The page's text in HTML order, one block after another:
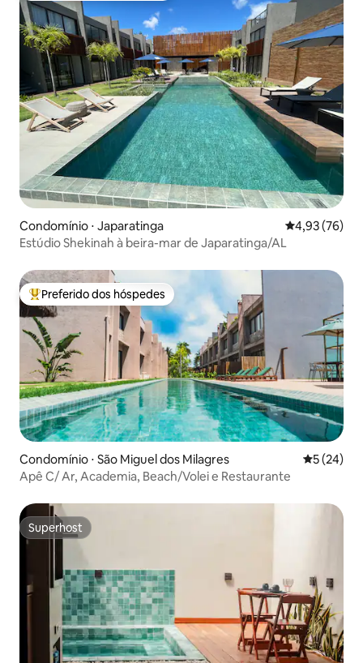
Condomínio ⋅ Japaratinga 4,93 de uma
4,93 (76)
Estúdio Shekinah à beira-mar de Japaratinga/AL
Entre os melhores preferidos dos hóspedes
Preferido dos hóspedes
Condomínio ⋅ São Miguel dos Milagres 5 de uma
5 (24)
Apê C/ Ar, Academia, Beach/Volei e Restaurante
Superhost
Superhost